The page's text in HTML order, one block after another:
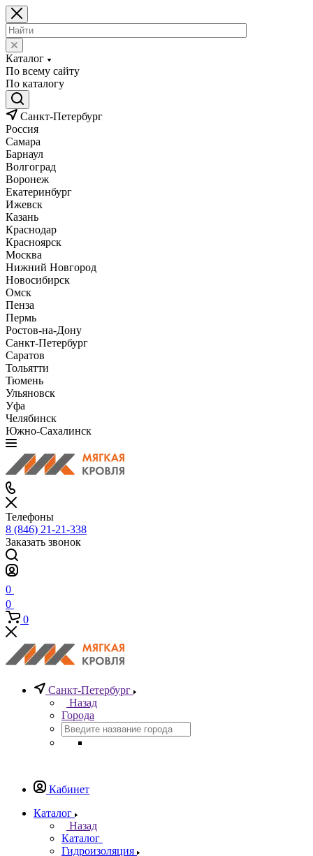
Каталог
По всему сайту
По каталогу
Санкт-Петербург
Россия
Самара
Барнаул
Волгоград
Воронеж
Екатеринбург
Ижевск
Казань
Краснодар
Красноярск
Москва
Нижний Новгород
Новосибирск
Омск
Пенза
Пермь
Ростов-на-Дону
Санкт-Петербург
Саратов
Тольятти
Тюмень
Ульяновск
Уфа
Челябинск
Южно-Сахалинск
Телефоны
8 (846) 21-21-338
Заказать звонок
0
0
0
Санкт-Петербург
Назад
Города
Кабинет
Каталог
Назад
Каталог
Гидроизоляция